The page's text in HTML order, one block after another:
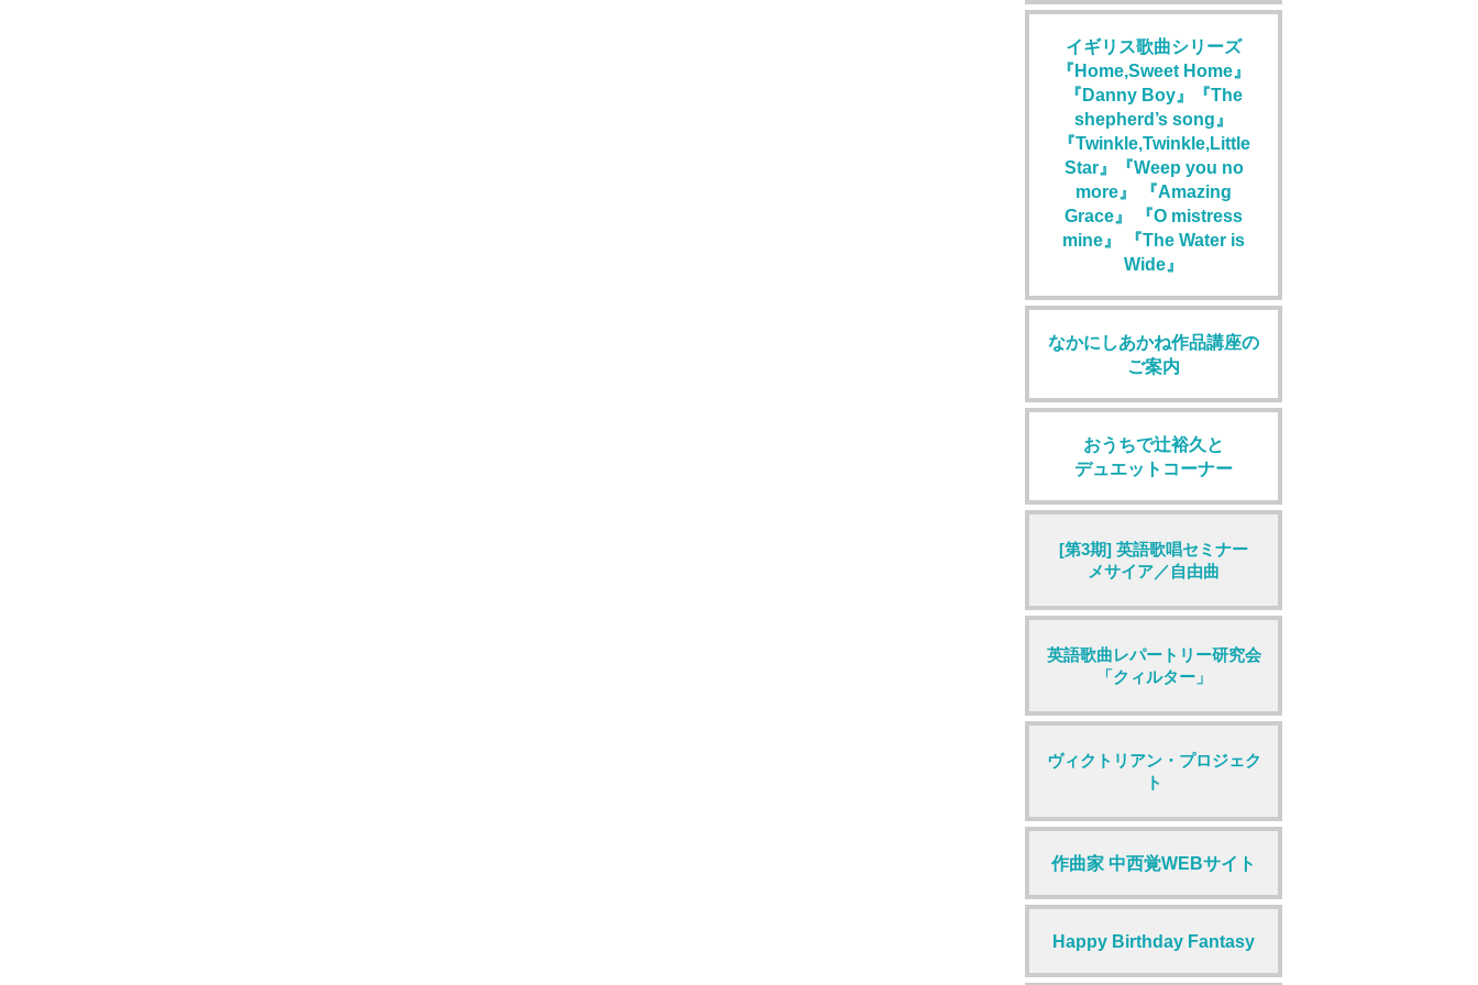
イギリス歌曲シリーズ
『Home,Sweet Home』
『Danny Boy』『The
shepherd’s song』
『Twinkle,Twinkle,Little
Star』『Weep you no
more』 『Amazing
Grace』 『O mistress
mine』 『The Water is
Wide』
なかにしあかね作品講座の
ご案内
おうちで辻裕久と
デュエットコーナー
[第3期] 英語歌唱セミナー
メサイア／自由曲
英語歌曲レパートリー研究会
「クィルター」
ヴィクトリアン・プロジェク
ト
作曲家 中西覚WEBサイト
Happy Birthday Fantasy